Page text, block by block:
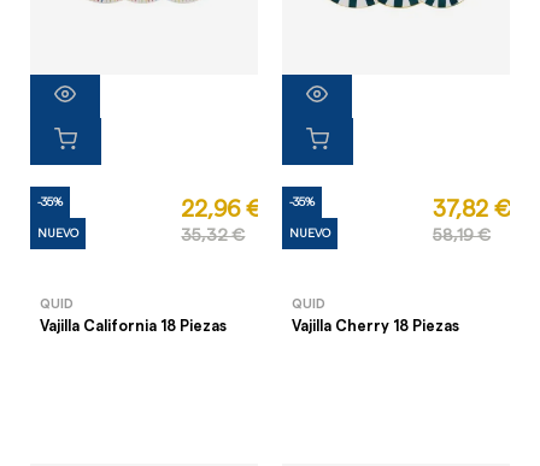
-35%
NUEVO
22,96 €
35,32 €
QUID
Vajilla California 18 Piezas
-35%
NUEVO
37,82 €
58,19 €
QUID
Vajilla Cherry 18 Piezas